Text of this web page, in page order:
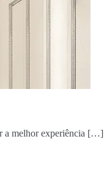
a melhor experiência […]